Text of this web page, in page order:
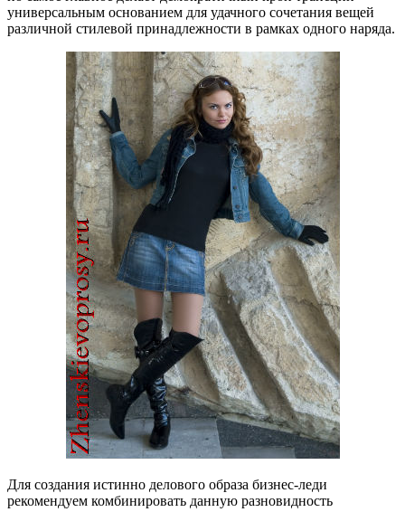
универсальным основанием для удачного сочетания вещей
различной стилевой принадлежности в рамках одного наряда.
Для создания истинно делового образа бизнес-леди
рекомендуем комбинировать данную разновидность